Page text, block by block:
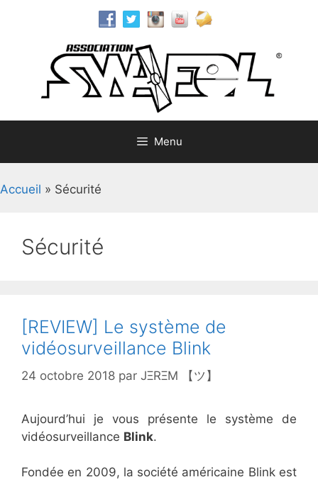
Menu
Accueil » Sécurité
Sécurité
[REVIEW] Le système de
vidéosurveillance Blink
24 octobre 2018 par JΞRΞM 【ツ】
Aujourd’hui je vous présente le système de
vidéosurveillance Blink.
Fondée en 2009, la société américaine Blink est